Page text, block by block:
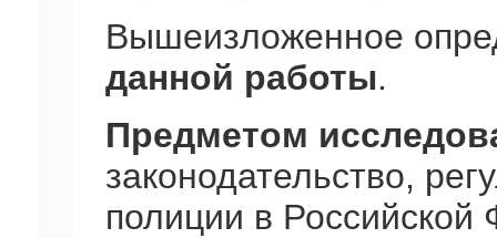
Вышеизложенное
данной работы.
Предметом
законодательство,
полиции в Российской